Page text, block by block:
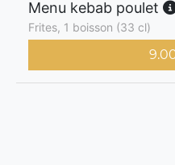
Menu kebab poulet
Frites, 1 boisson (33 cl)